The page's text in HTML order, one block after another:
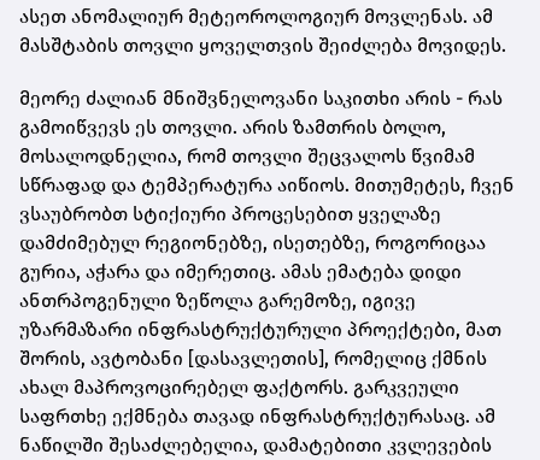
ასეთ ანომალიურ მეტეოროლოგიურ მოვლენას. ამ
მასშტაბის თოვლი ყოველთვის შეიძლება მოვიდეს.
მეორე ძალიან მნიშვნელოვანი საკითხი არის - რას
გამოიწვევს ეს თოვლი. არის ზამთრის ბოლო,
მოსალოდნელია, რომ თოვლი შეცვალოს წვიმამ
სწრაფად და ტემპერატურა აიწიოს. მითუმეტეს, ჩვენ
ვსაუბრობთ სტიქიური პროცესებით ყველაზე
დამძიმებულ რეგიონებზე, ისეთებზე, როგორიცაა
გურია, აჭარა და იმერეთიც. ამას ემატება დიდი
ანთრპოგენული ზეწოლა გარემოზე, იგივე
უზარმაზარი ინფრასტრუქტურული პროექტები, მათ
შორის, ავტობანი [დასავლეთის], რომელიც ქმნის
ახალ მაპროვოცირებელ ფაქტორს. გარკვეული
საფრთხე ექმნება თავად ინფრასტრუქტურასაც. ამ
ნაწილში შესაძლებელია, დამატებითი კვლევების